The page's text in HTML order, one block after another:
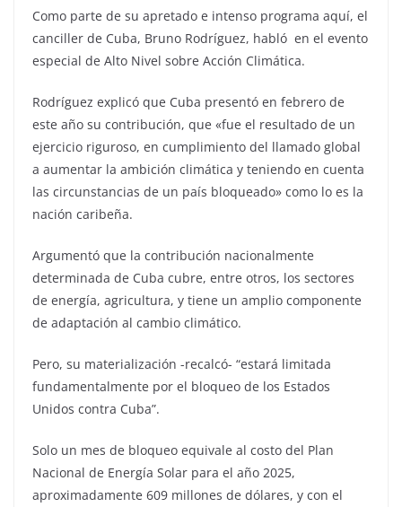
Como parte de su apretado e intenso programa aquí, el
canciller de Cuba, Bruno Rodríguez, habló en el evento
especial de Alto Nivel sobre Acción Climática.
Rodríguez explicó que Cuba presentó en febrero de
este año su contribución, que «fue el resultado de un
ejercicio riguroso, en cumplimiento del llamado global
a aumentar la ambición climática y teniendo en cuenta
las circunstancias de un país bloqueado» como lo es la
nación caribeña.
Argumentó que la contribución nacionalmente
determinada de Cuba cubre, entre otros, los sectores
de energía, agricultura, y tiene un amplio componente
de adaptación al cambio climático.
Pero, su materialización -recalcó- “estará limitada
fundamentalmente por el bloqueo de los Estados
Unidos contra Cuba”.
Solo un mes de bloqueo equivale al costo del Plan
Nacional de Energía Solar para el año 2025,
aproximadamente 609 millones de dólares, y con el